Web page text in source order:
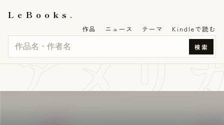
LeBooks
検索
作品 ニュース テーマ Kindleで読む
アメリ